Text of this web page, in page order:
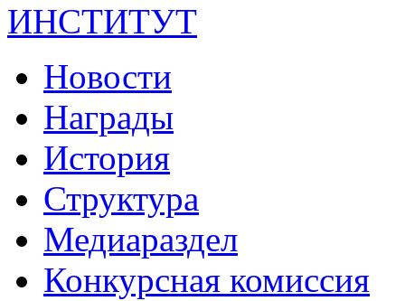
ИНСТИТУТ
Новости
Награды
История
Структура
Медиараздел
Конкурсная комиссия